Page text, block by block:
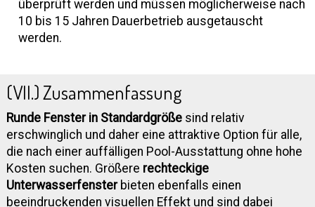
überprüft werden und müssen möglicherweise nach
10 bis 15 Jahren Dauerbetrieb ausgetauscht
werden.
(VII.) Zusammenfassung
Runde Fenster in Standardgrößesind relativ
erschwinglich und daher eine attraktive Option für alle,
die nach einer auffälligen Pool-Ausstattung ohne hohe
Kosten suchen. Größere rechteckige
Unterwasserfensterbieten ebenfalls einen
beeindruckenden visuellen Effekt und sind dabei